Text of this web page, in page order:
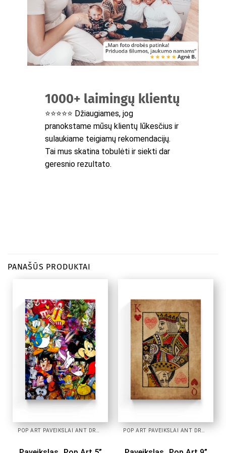
1000+ laimingų klientų
⭐⭐⭐⭐⭐ Džiaugiames, jog
pranokstame mūsų klientų lūkesčius ir
sulaukiame teigiamų rekomendacijų.
Tai mus skatina tobulėti ir siekti dar
geresnio rezultato.
PANAŠŪS PRODUKTAI